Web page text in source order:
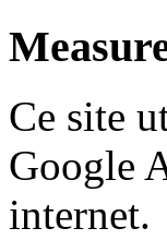
Ce site
Google
internet.